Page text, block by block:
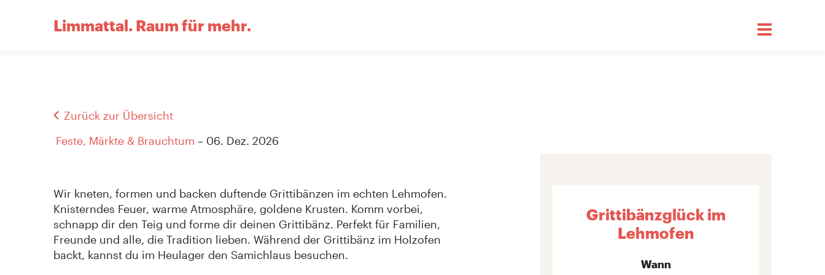
Limmattal. Raum für mehr.
Zurück zur Übersicht
Feste, Märkte & Brauchtum – 06. Dez. 2026
Wir kneten, formen und backen duftende Grittibänzen im echten Lehmofen.
Knisterndes Feuer, warme Atmosphäre, goldene Krusten. Komm vorbei,
schnapp dir den Teig und forme dir deinen Grittibänz. Perfekt für Familien,
Freunde und alle, die Tradition lieben. Während der Grittibänz im Holzofen
backt, kannst du im Heulager den Samichlaus besuchen.
Grittibänzglück im
Lehmofen
Wann